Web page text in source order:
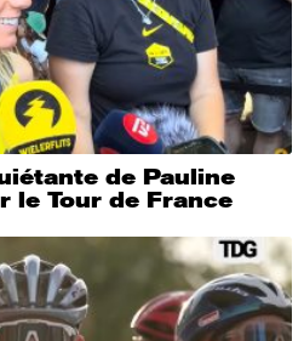
de Pauline
le Tour de France